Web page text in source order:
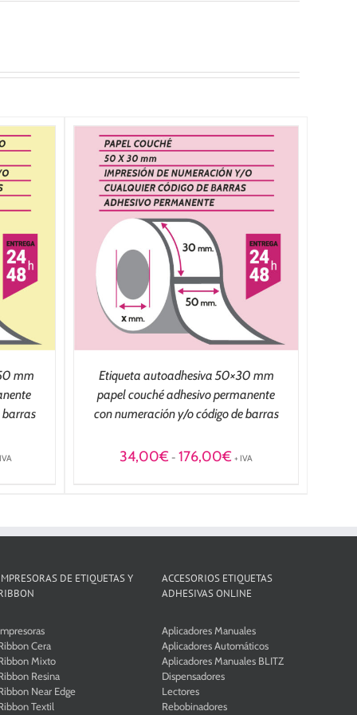
mm
barras
/
Etiqueta autoadhesiva 50×30 mm
papel couché adhesivo permanente
con numeración y/o código de barras
34,00€ - 176,00€Rango
+ IVA
DE ETIQUETAS Y
Cera
Mixto
Resina
Near Edge
Textil
ACCESORIOS ETIQUETAS
ADHESIVAS ONLINE
Aplicadores Manuales
Aplicadores Automáticos
Aplicadores Manuales BLITZ
Dispensadores
Lectores
Rebobinadores